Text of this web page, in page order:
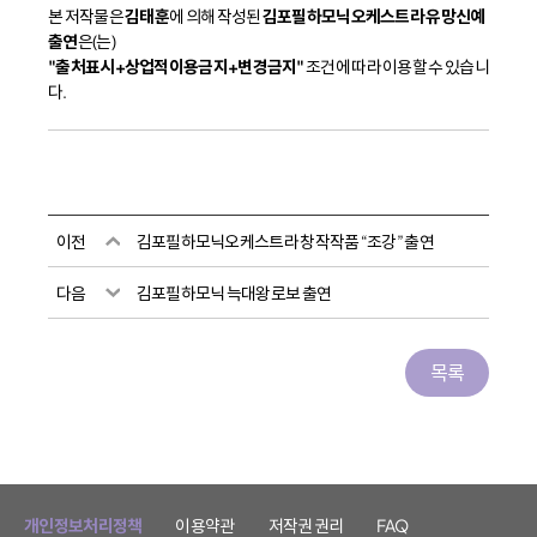
본 저작물은김태훈에 의해 작성된김포필하모닉오케스트라 유망신예
출연은(는)
"출처표시+상업적이용금지+변경금지"조건에 따라 이용할 수 있습니
다.
이전 김포필하모닉오케스트라 창작작품 “조강” 출연
다음 김포필하모닉 늑대왕로보 출연
목록
개인정보처리정책 이용약관 저작권 권리 FAQ